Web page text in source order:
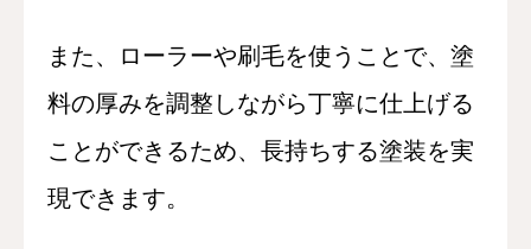
また、ローラーや刷毛を使うことで、塗
料の厚みを調整しながら丁寧に仕上げる
ことができるため、長持ちする塗装を実
現できます。